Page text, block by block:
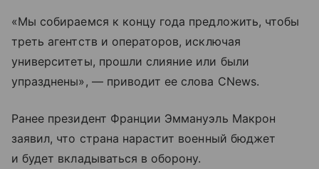
«Мы собираемся к концу года предложить, чтобы
треть агентств и операторов, исключая
университеты, прошли слияние или были
упразднены», — приводит ее слова CNews.
Ранее президент Франции Эммануэль Макрон
заявил, что страна нарастит военный бюджет
и будет вкладываться в оборону.